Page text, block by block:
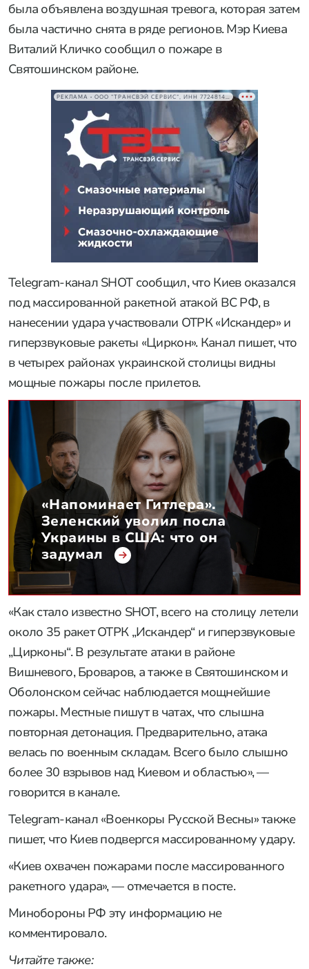
была объявлена воздушная тревога, которая затем
была частично снята в ряде регионов. Мэр Киева
Виталий Кличко сообщил о пожаре в
Святошинском районе.
РЕКЛАМА • ООО "ТРАНСВЭЙ СЕРВИС", ИНН 7724814198
Telegram-канал SHOT сообщил, что Киев оказался
под массированной ракетной атакой ВС РФ, в
нанесении удара участвовали ОТРК «Искандер» и
гиперзвуковые ракеты «Циркон». Канал пишет, что
в четырех районах украинской столицы видны
мощные пожары после прилетов.
«Напоминает Гитлера».
Зеленский уволил посла
Украины в США: что он
задумал
«Как стало известно SHOT, всего на столицу летели
около 35 ракет ОТРК „Искандер“ и гиперзвуковые
„Цирконы“. В результате атаки в районе
Вишневого, Броваров, а также в Святошинском и
Оболонском сейчас наблюдается мощнейшие
пожары. Местные пишут в чатах, что слышна
повторная детонация. Предварительно, атака
велась по военным складам. Всего было слышно
более 30 взрывов над Киевом и областью», —
говорится в канале.
Telegram-канал «Военкоры Русской Весны» также
пишет, что Киев подвергся массированному удару.
«Киев охвачен пожарами после массированного
ракетного удара», — отмечается в посте.
Минобороны РФ эту информацию не
комментировало.
Читайте также: